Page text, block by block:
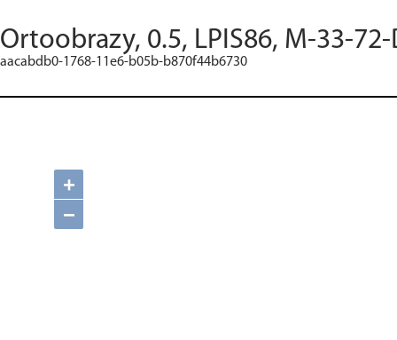
Ortoobrazy, 0.5, LPIS86, M-33-
aacabdb0-1768-11e6-b05b-b870f44b6730
+
−